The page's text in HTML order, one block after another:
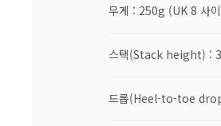
무게 : 250g (UK 8 사
스택(Stack height) :
드롭(Heel-to-toe